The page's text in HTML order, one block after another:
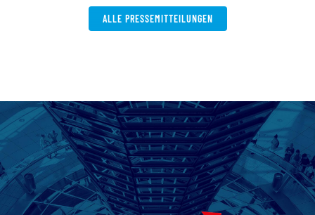
ALLE PRESSEMITTEILUNGEN